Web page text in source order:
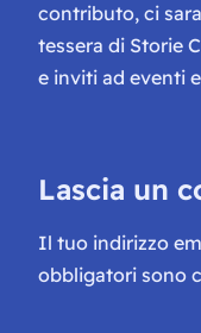
contributo, ci
tessera di Storie
e inviti ad eventi
Lascia un
Il tuo indirizzo
obbligatori sono